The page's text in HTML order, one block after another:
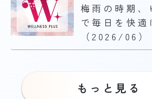
梅雨の時期、
で毎日を快適
（2026/06）
もっと見る